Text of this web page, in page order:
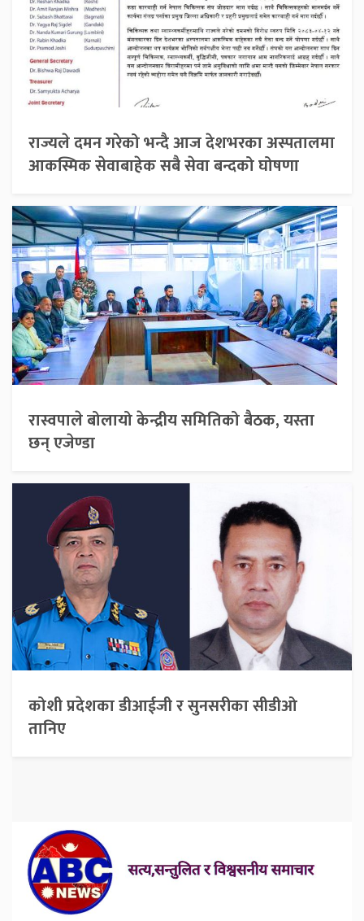
राज्यले दमन गरेको भन्दै आज देशभरका अस्पतालमा
आकस्मिक सेवाबाहेक सबै सेवा बन्दको घोषणा
रास्वपाले बोलायो केन्द्रीय समितिको बैठक, यस्ता
छन् एजेण्डा
कोशी प्रदेशका डीआईजी र सुनसरीका सीडीओ
तानिए